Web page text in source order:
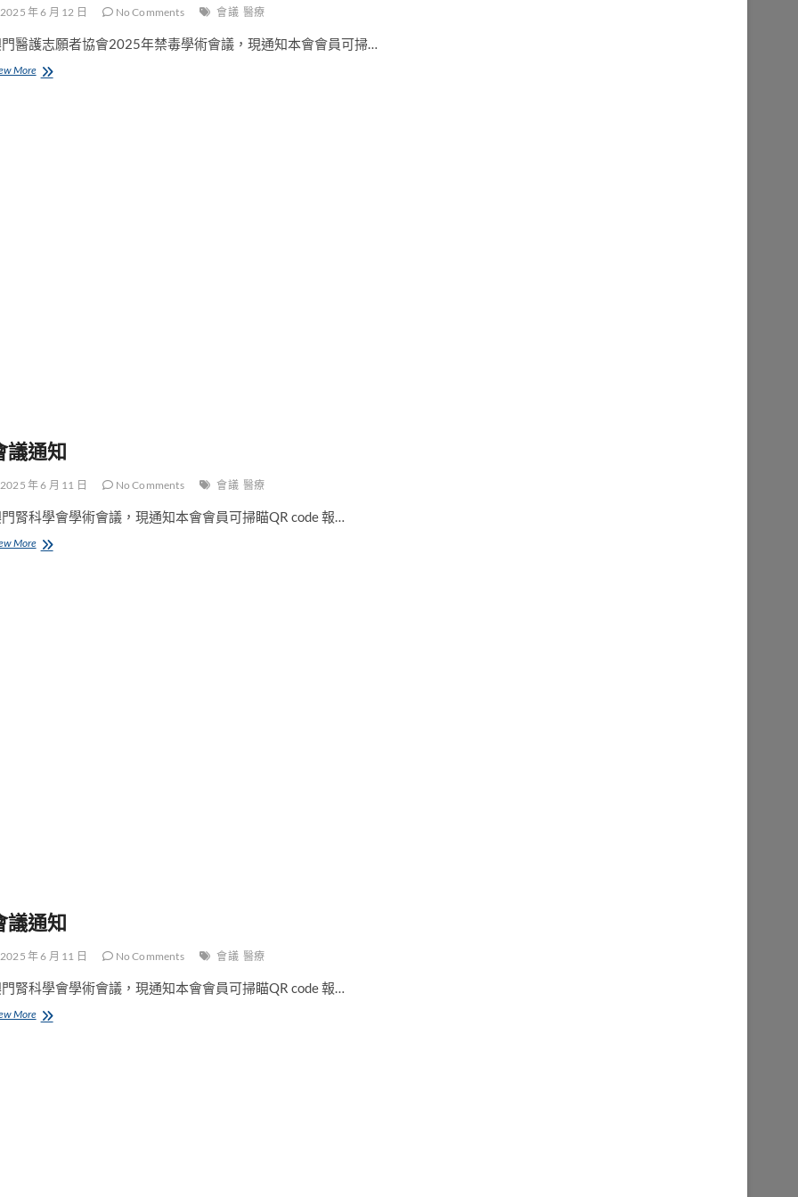
年 6 月 12 日 No Comments 會議 醫療
醫護志願者協會2025年禁毒學術會議，現通知本會會員可掃…
More會
議通知
年 6 月 11 日 No Comments 會議 醫療
腎科學會學術會議，現通知本會會員可掃瞄QR code 報…
More會
議通知
年 6 月 11 日 No Comments 會議 醫療
腎科學會學術會議，現通知本會會員可掃瞄QR code 報…
More會